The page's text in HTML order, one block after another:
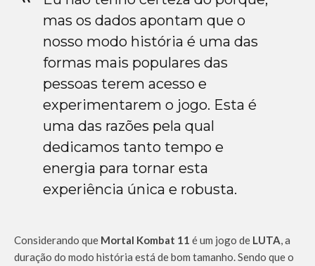
mas os dados apontam que o
nosso modo história é uma das
formas mais populares das
pessoas terem acesso e
experimentarem o jogo. Esta é
uma das razões pela qual
dedicamos tanto tempo e
energia para tornar esta
experiência única e robusta.
Considerando que Mortal Kombat 11 é um jogo de LUTA, a
duração do modo história está de bom tamanho. Sendo que o